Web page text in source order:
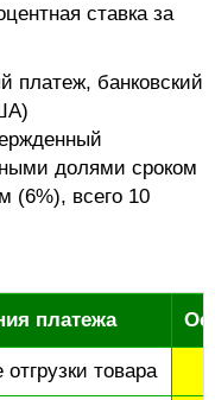
ставка за
платеж, банковский
долями сроком
(6%), всего 10
платежа
товара